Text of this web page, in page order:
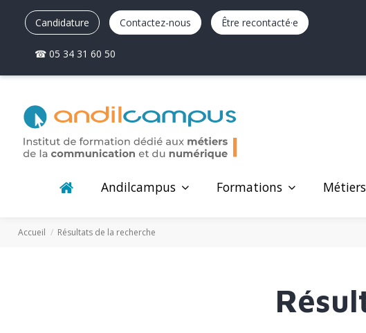
Candidature Contactez-nous Être recontacté·e
☎ 05 34 31 60 50
Andilcampus Formations Métiers
Accueil Résultats de la recherche